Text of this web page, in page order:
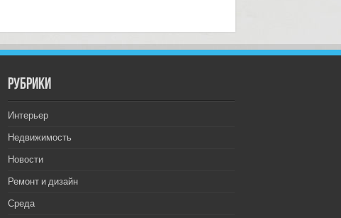
РУбрики
Интерьер
Недвижимость
Новости
Ремонт и дизайн
Среда